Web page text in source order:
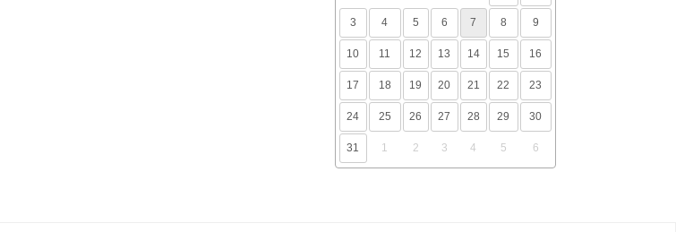
3 4 5 6 7 8 9
10 11 12 13 14 15 16
17 18 19 20 21 22 23
24 25 26 27 28 29 30
31 1 2 3 4 5 6